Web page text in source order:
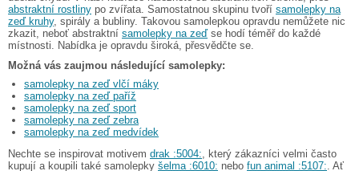
abstraktní rostliny po zvířata. Samostatnou skupinu tvoří samolepky na
zeď kruhy, spirály a bubliny. Takovou samolepkou opravdu nemůžete nic
zkazit, neboť abstraktní samolepky na zeďse hodí téměř do každé
místnosti. Nabídka je opravdu široká, přesvědčte se.
Možná vás zaujmou následující samolepky:
samolepky na zeď vlčí máky
samolepky na zeď paříž
samolepky na zeď sport
samolepky na zeď zebra
samolepky na zeď medvídek
Nechte se inspirovat motivem drak :5004: , který zákazníci velmi často
kupují a koupili také samolepky šelma :6010: nebo fun animal :5107: . Ať